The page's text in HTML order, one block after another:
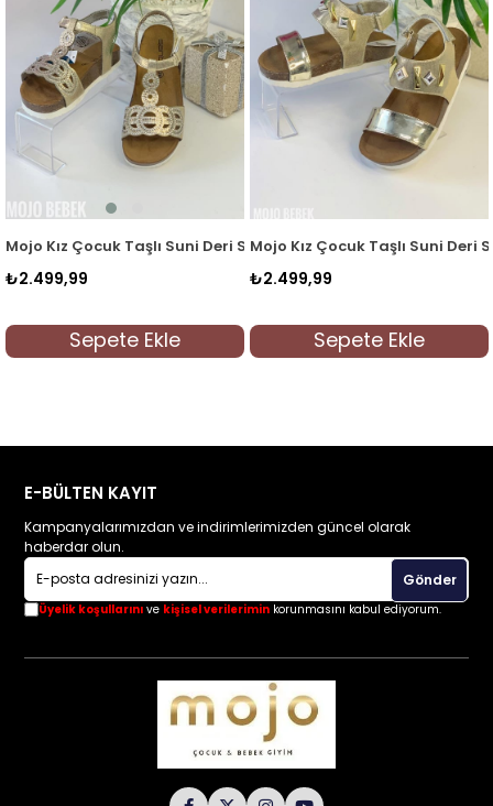
Sandalet 502 N 7105 Dore
Mojo Kız Çocuk Taşlı Suni Deri Sandalet 502 N 7104 Dore
₺2.499,99
Sepete Ekle
Sanbe Kız Çocuk Suni
₺399,90
Sepete Ekle
E-BÜLTEN KAYIT
Kampanyalarımızdan ve indirimlerimizden güncel olarak
haberdar olun.
Gönder
Üyelik koşullarını ve kişisel verilerimin korunmasını kabul ediyorum.